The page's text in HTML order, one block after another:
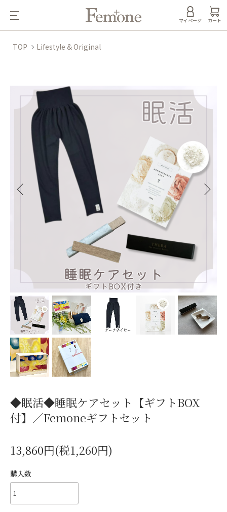
マイページ カート
TOP Lifestyle & Original
◆眠活◆睡眠ケアセット【ギフトBOX
付】／Femoneギフトセット
13,860円(税1,260円)
購入数